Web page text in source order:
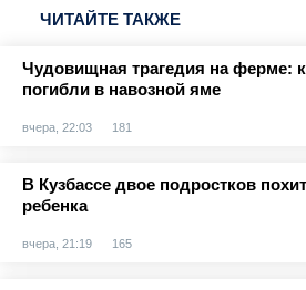
ЧИТАЙТЕ ТАКЖЕ
Чудовищная трагедия на ферме:
погибли в навозной яме
вчера, 22:03 181
В Кузбассе двое подростков
ребенка
вчера, 21:19 165